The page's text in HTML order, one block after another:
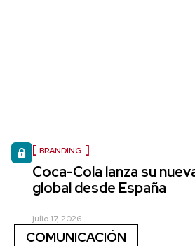
BRANDING
Coca-Cola lanza su
global desde España
julio 17, 2026
COMUNICACIÓN